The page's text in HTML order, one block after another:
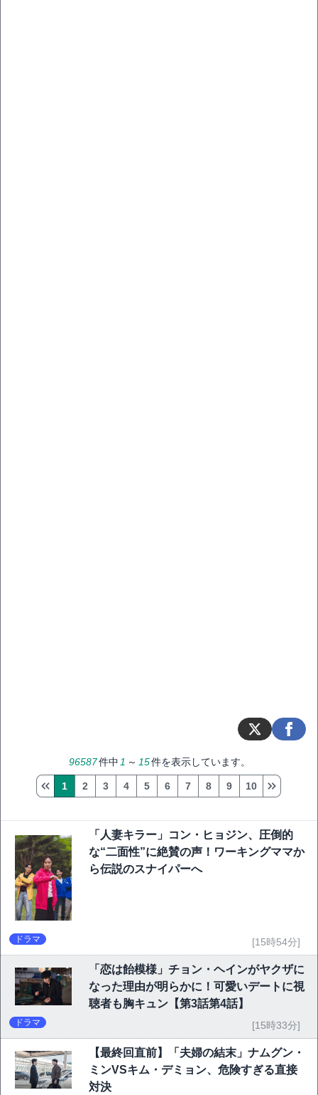
96587件中 1 ～ 15件を表示しています。
1 2 3 4 5 6 7 8 9 10
「人妻キラー」コン・ヒョジン、圧倒的
な“二面性”に絶賛の声！ワーキングママか
ら伝説のスナイパーへ
ドラマ [15時54分]
「恋は飴模様」チョン・ヘインがヤクザに
なった理由が明らかに！可愛いデートに視
聴者も胸キュン【第3話第4話】
ドラマ [15時33分]
【最終回直前】「夫婦の結末」ナムグン・
ミンVSキム・デミョン、危険すぎる直接
対決